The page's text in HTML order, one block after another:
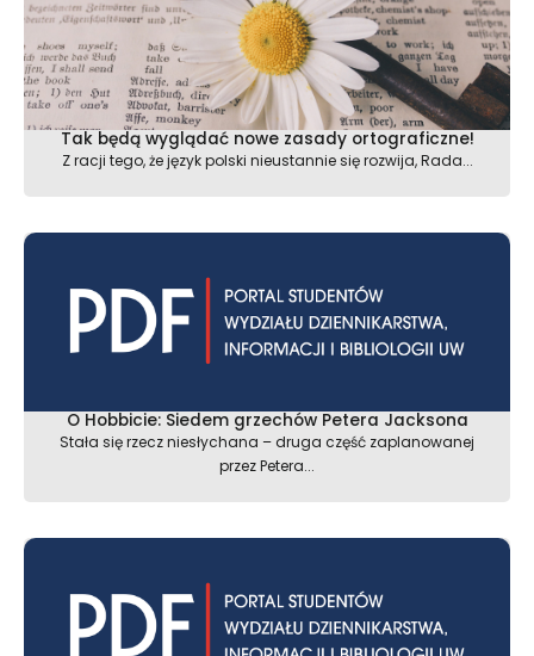
Tak będą wyglądać nowe zasady ortograficzne!
Z racji tego, że język polski nieustannie się rozwija, Rada...
O Hobbicie: Siedem grzechów Petera Jacksona
Stała się rzecz niesłychana – druga część zaplanowanej
przez Petera...